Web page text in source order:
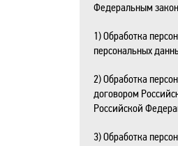
Федеральным
1) Обработка
персональных
2) Обработка
договором
Российской
3) Обработка